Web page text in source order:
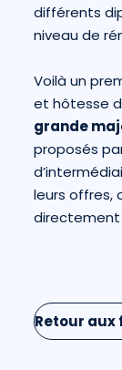
différents
niveau de
Voilà un
et hôtesse
grande
proposés
leurs offres,
directement
Retour aux